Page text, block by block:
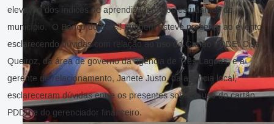
elevação dos índices de aprendizagem dos estudantes do
município. O Banco do Brasil também esteve presente ao evento,
esclarecendo dúvidas com relação ao uso do Cartão PDDE. Cida
Queiroz, da área de governo da agência de Três Lagoas, e a
gerente de relacionamento, Janete Justo, da agência local,
esclareceram dúvidas entre os presentes sobre o uso do cartão
PDDE e do gerenciador financeiro.